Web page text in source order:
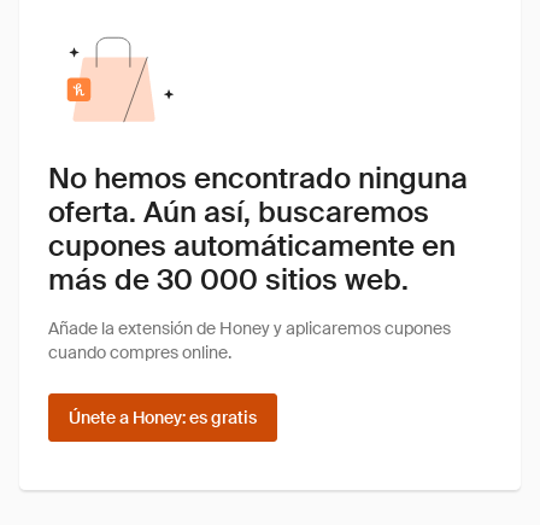
No hemos encontrado ninguna
oferta. Aún así, buscaremos
cupones automáticamente en
más de 30 000 sitios web.
Añade la extensión de Honey y aplicaremos cupones
cuando compres online.
Únete a Honey: es gratis